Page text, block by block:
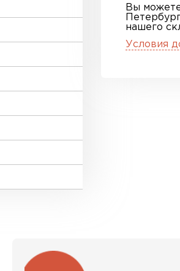
Вы
нашего
Условия